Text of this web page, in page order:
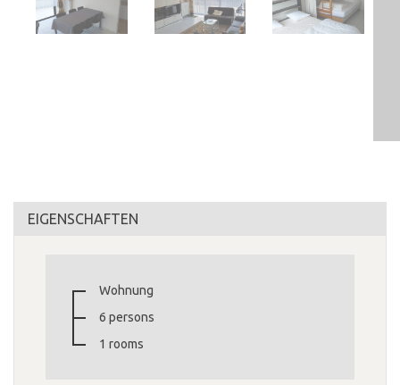
EIGENSCHAFTEN
Wohnung
6 persons
1 rooms